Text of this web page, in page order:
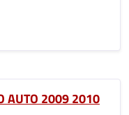
AUTO 2009 2010